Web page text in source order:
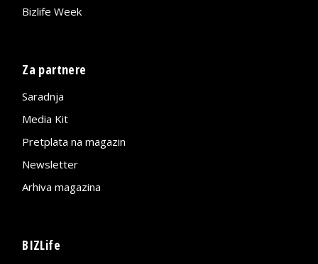
Bizlife Week
Za partnere
Saradnja
Media Kit
Pretplata na magazin
Newsletter
Arhiva magazina
BIZLife